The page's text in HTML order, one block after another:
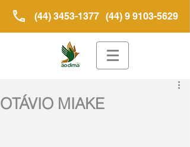
(44) 3453-1377 (44) 9 9103-5629
OTÁVIO MIAKE